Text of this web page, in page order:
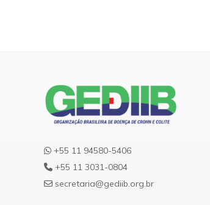
+55 11 94580-5406
+55 11 3031-0804
secretaria@gediib.org.br